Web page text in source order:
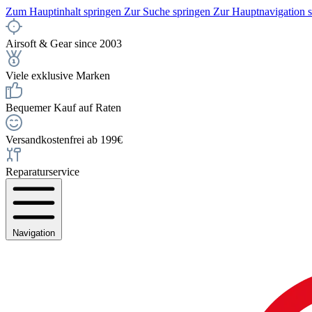
Zum Hauptinhalt springen Zur Suche springen Zur Hauptnavigation
Airsoft & Gear since 2003
Viele exklusive Marken
Bequemer Kauf auf Raten
Versandkostenfrei ab 199€
Reparaturservice
Navigation